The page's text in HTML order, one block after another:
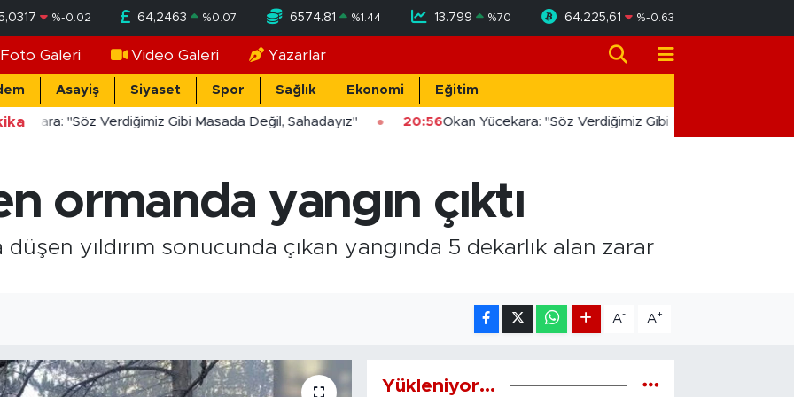
%-0.02 64,2463 %0.07 6574.81 %1.44 13.799 %70 64.225,61 %-0.63
Foto Galeri Video Galeri Yazarlar
Asayiş Siyaset Spor Sağlık Ekonomi Eğitim
"Söz Verdiğimiz Gibi Masada Değil, Sahadayız" 20:56Okan Yücekara: "Söz Verdiğimiz Gibi Masada Değil,
ormanda yangın çıktı
düşen yıldırım sonucunda çıkan yangında 5 dekarlık alan zarar
A- A+
Yükleniyor...